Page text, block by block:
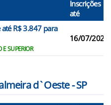
Inscrições
até
R$ 3.847 para
SUPERIOR
16/07/2026
d`Oeste - SP